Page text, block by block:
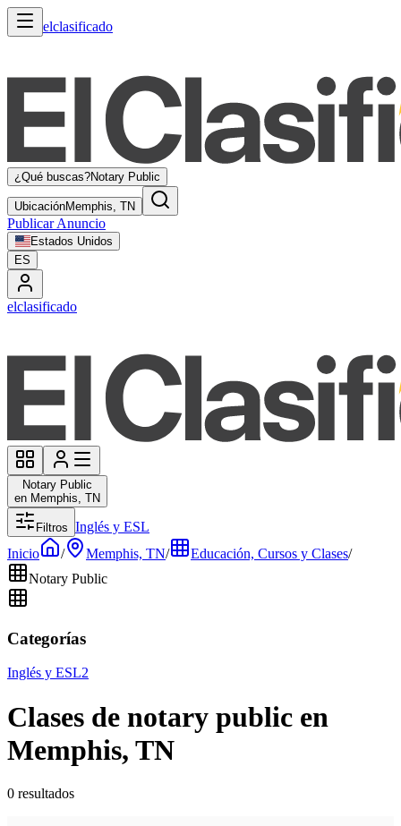
elclasificado
¿Qué buscas?Notary Public
UbicaciónMemphis, TN
Publicar Anuncio
Estados Unidos
ES
elclasificado
Notary Public
en Memphis, TN
Filtros Inglés y ESL
Inicio
/ Memphis, TN/ Educación, Cursos y Clases/
Notary Public
Categorías
Inglés y ESL2
Clases de notary public en
Memphis, TN
0 resultados